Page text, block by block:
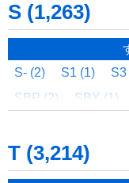
S (1,263)
S- (2) S1 (1) S3
SBP (2)
SBX (1)
SERIES (1)
SLK (19)
SLS
T (3,214)